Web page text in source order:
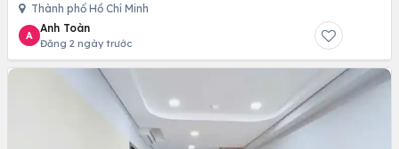
Thành phố Hồ Chí Minh
A
Anh Toàn
Đăng 2 ngày trước